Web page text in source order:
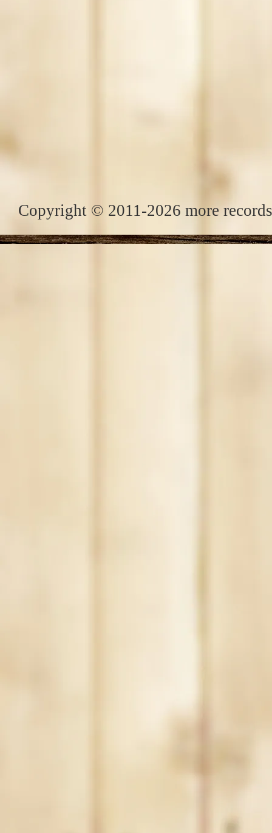
Copyright © 2011-2026 more